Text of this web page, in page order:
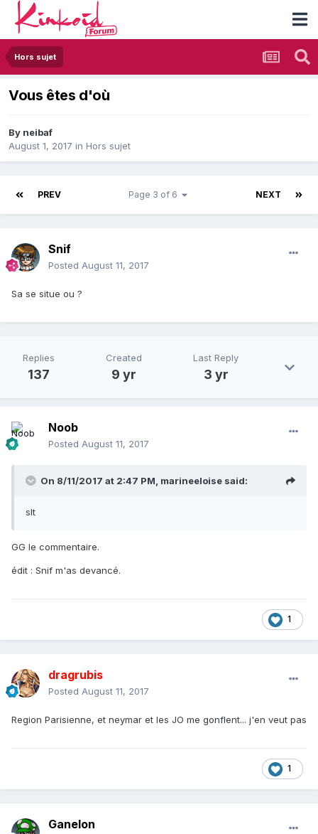
Hors sujet
Vous êtes d'où
By neibaf
August 1, 2017 in Hors sujet
PREV NEXT
Page 3 of 6
Snif
Posted August 11, 2017
Sa se situe ou ?
Replies
137
Created
9 yr
Last Reply
3 yr
Noob
Posted August 11, 2017
On 8/11/2017 at 2:47 PM, marineeloise said:
slt
GG le commentaire.
édit : Snif m'as devancé.
1
dragrubis
Posted August 11, 2017
Region Parisienne, et neymar et les JO me gonflent... j'en veut pas
1
Ganelon